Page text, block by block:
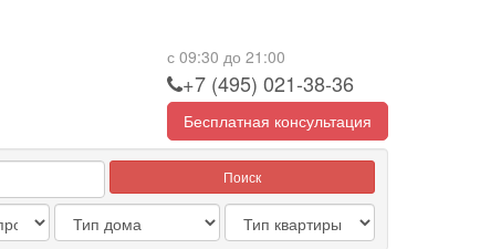
с 09:30 до 21:00
+7 (495) 021-38-36
Бесплатная консультация
Поиск